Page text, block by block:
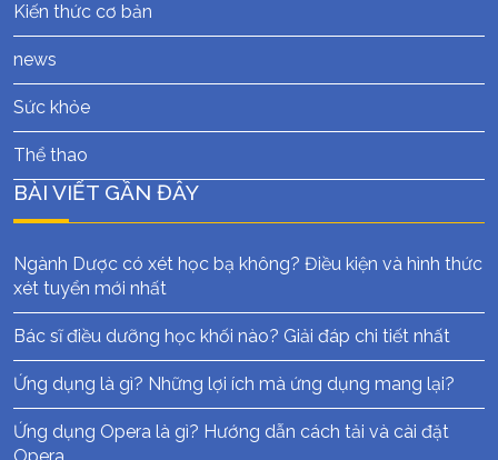
Kiến thức cơ bản
news
Sức khỏe
Thể thao
BÀI VIẾT GẦN ĐÂY
Ngành Dược có xét học bạ không? Điều kiện và hình thức
xét tuyển mới nhất
Bác sĩ điều dưỡng học khối nào? Giải đáp chi tiết nhất
Ứng dụng là gì? Những lợi ích mà ứng dụng mang lại?
Ứng dụng Opera là gì? Hướng dẫn cách tải và cài đặt